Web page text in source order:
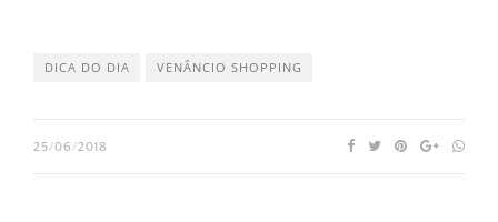
DICA DO DIA VENÂNCIO SHOPPING
25/06/2018